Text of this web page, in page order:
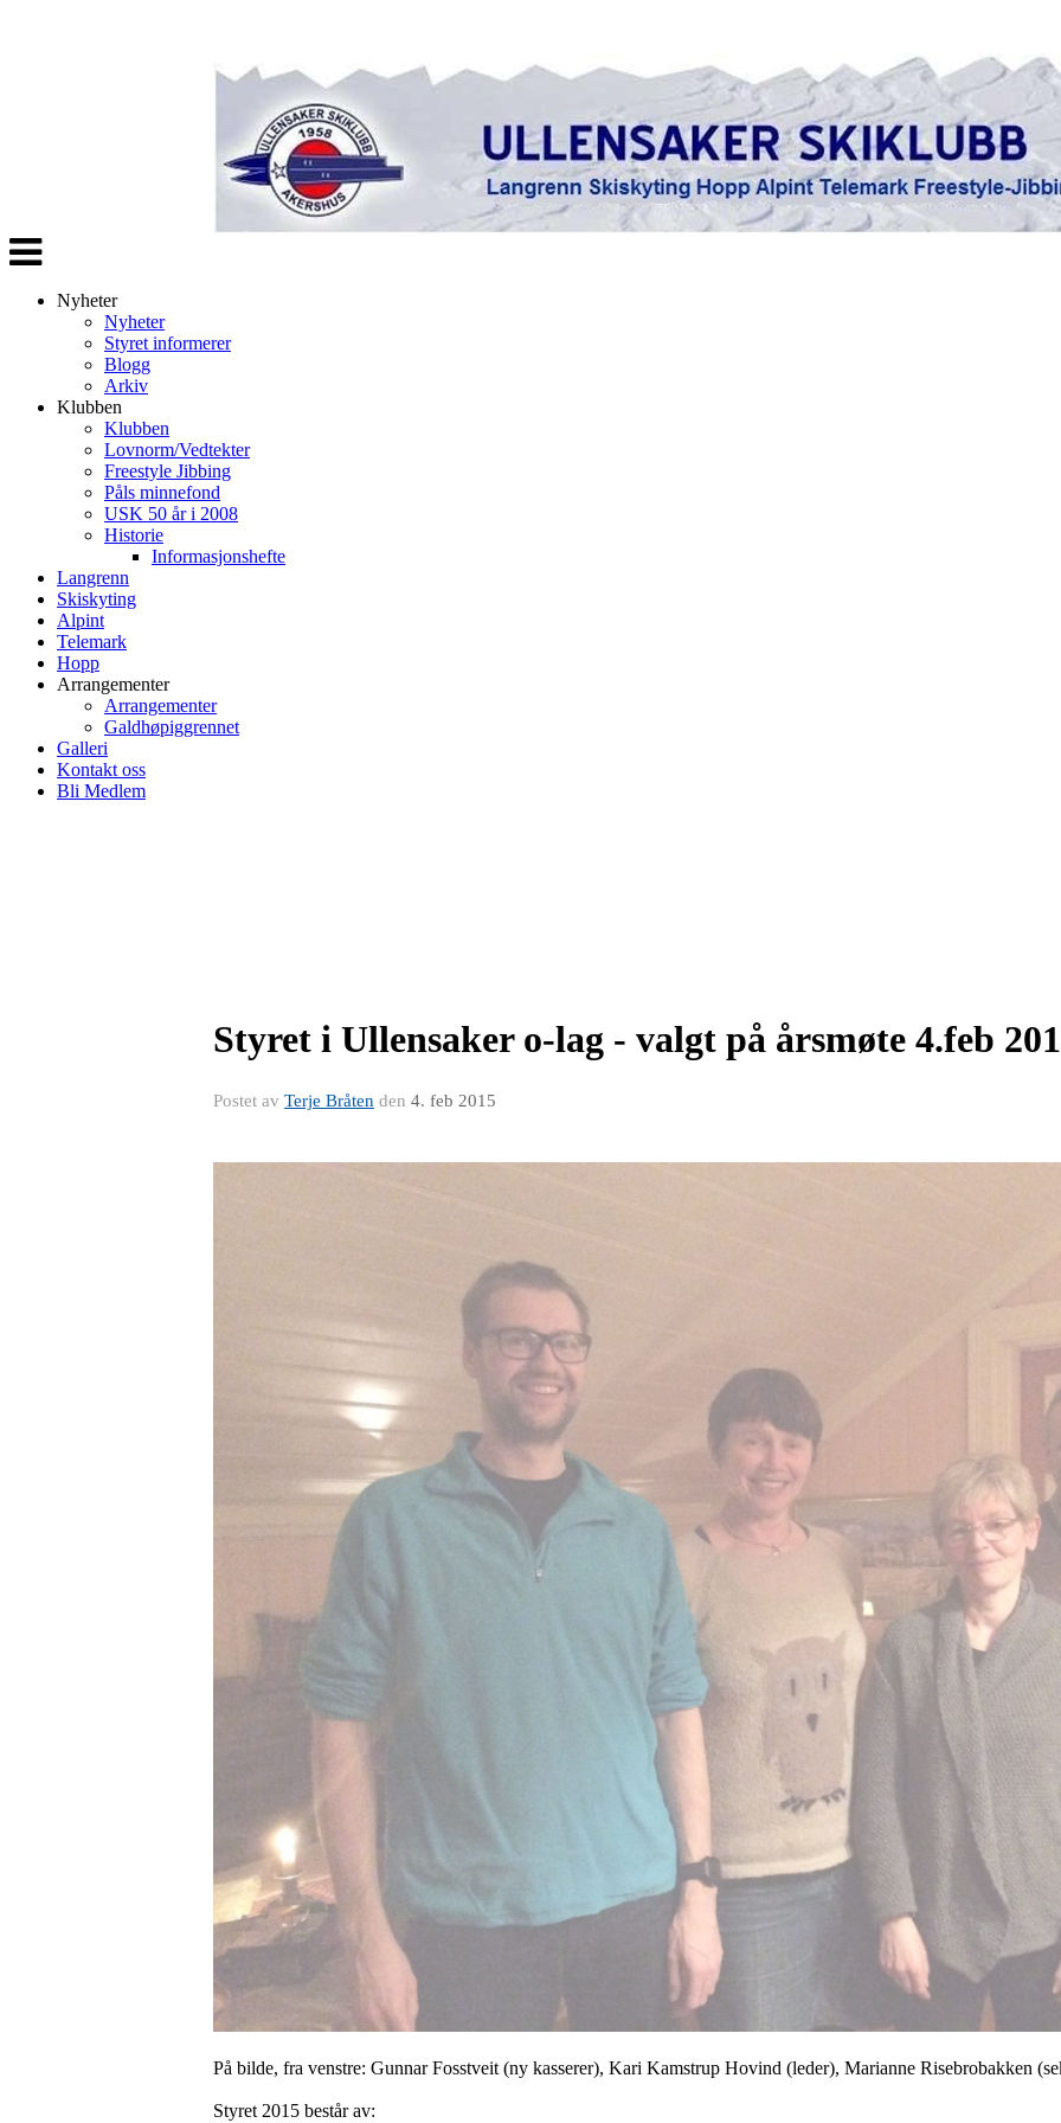
Veksle
navigasjon
Nyheter
Nyheter
Styret informerer
Blogg
Arkiv
Klubben
Klubben
Lovnorm/Vedtekter
Freestyle Jibbing
Påls minnefond
USK 50 år i 2008
Historie
Informasjonshefte
Langrenn
Skiskyting
Alpint
Telemark
Hopp
Arrangementer
Arrangementer
Galdhøpiggrennet
Galleri
Kontakt oss
Bli Medlem
Styret i Ullensaker o-lag - valgt på årsmøte 4.feb
Postet av Terje Bråten den 4. feb 2015
På bilde, fra venstre: Gunnar Fosstveit (ny kasserer), Kari Kamstrup Hovind (leder), Marianne Risebrobakken
Styret 2015 består av: